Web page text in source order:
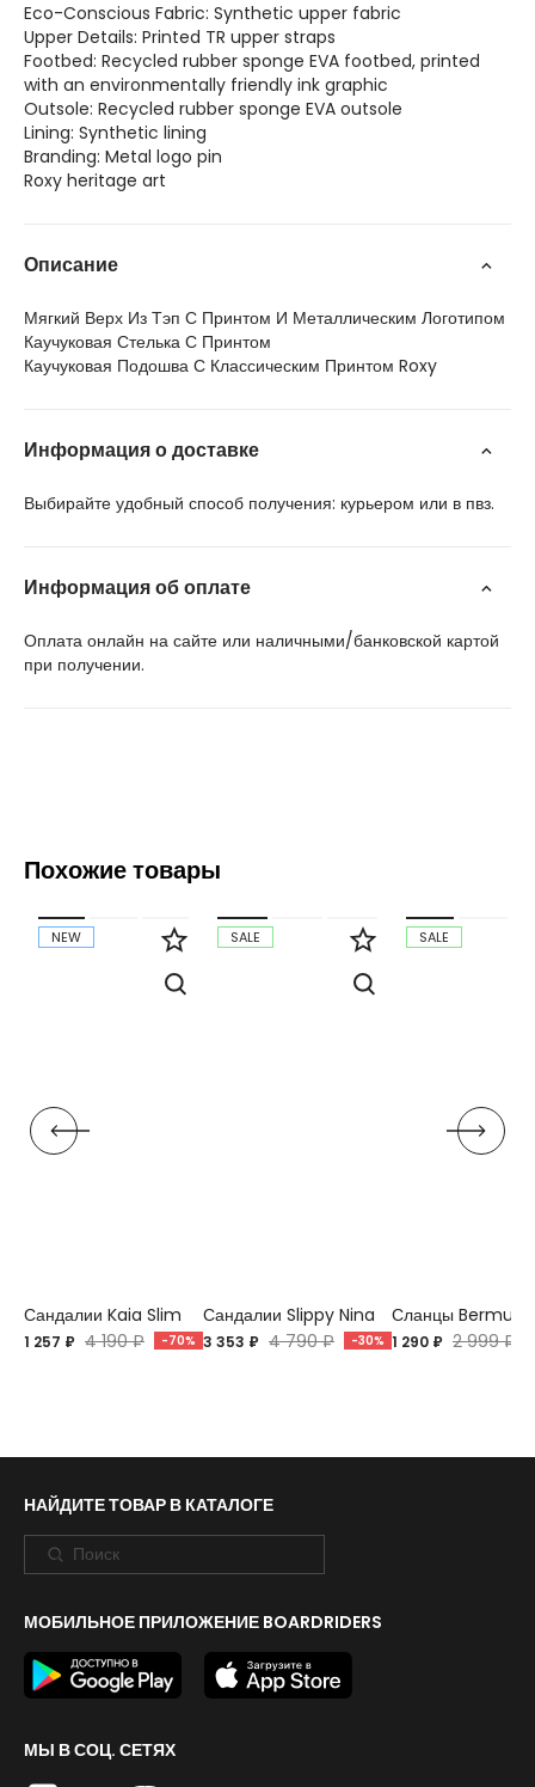
Eco-Conscious Fabric: Synthetic upper fabric
Upper Details: Printed TR upper straps
Footbed: Recycled rubber sponge EVA footbed, printed
with an environmentally friendly ink graphic
Outsole: Recycled rubber sponge EVA outsole
Lining: Synthetic lining
Branding: Metal logo pin
Roxy heritage art
Описание
Мягкий Верх Из Тэп С Принтом И Металлическим Логотипом
Каучуковая Стелька С Принтом
Каучуковая Подошва С Классическим Принтом Roxy
Информация о доставке
Выбирайте удобный способ получения: курьером или в пвз.
Информация об оплате
Оплата онлайн на сайте или наличными/банковской картой
при получении.
Похожие товары
NEW
Сандалии Kaia Slim
1 257 ₽ 4 190 ₽ -70%
SALE
Сандалии Slippy Nina
3 353 ₽ 4 790 ₽ -30%
SALE
Сланцы Bermuda
1 290 ₽ 2 999 ₽
НАЙДИТЕ ТОВАР В КАТАЛОГЕ
МОБИЛЬНОЕ ПРИЛОЖЕНИЕ BOARDRIDERS
МЫ В СОЦ. СЕТЯХ